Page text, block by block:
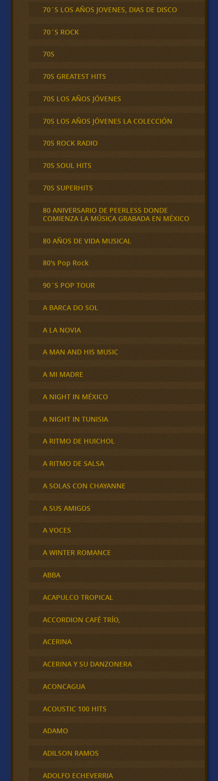
70´S LOS AÑOS JOVENES, DIAS DE DISCO
70´S ROCK
70S
70S GREATEST HITS
70S LOS AÑOS JÓVENES
70S LOS AÑOS JÓVENES LA COLECCIÓN
70S ROCK RADIO
70S SOUL HITS
70S SUPERHITS
80 ANIVERSARIO DE PEERLESS DONDE
COMIENZA LA MÚSICA GRABADA EN MÉXICO
80 AÑOS DE VIDA MUSICAL
80's Pop Rock
90´S POP TOUR
A BARCA DO SOL
A LA NOVIA
A MAN AND HIS MUSIC
A MI MADRE
A NIGHT IN MÉXICO
A NIGHT IN TUNISIA
A RITMO DE HUICHOL
A RITMO DE SALSA
A SOLAS CON CHAYANNE
A SUS AMIGOS
A VOCES
A WINTER ROMANCE
ABBA
ACAPULCO TROPICAL
ACCORDION CAFÉ TRÍO,
ACERINA
ACERINA Y SU DANZONERA
ACONCAGUA
ACOUSTIC 100 HITS
ADAMO
ADILSON RAMOS
ADOLFO ECHEVERRIA